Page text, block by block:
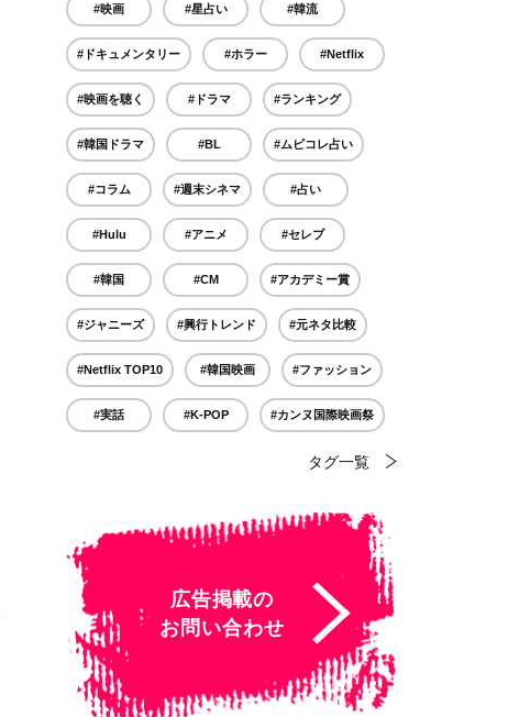
#映画 #星占い #韓流
#ドキュメンタリー #ホラー #Netflix
#映画を聴く #ドラマ #ランキング
#韓国ドラマ #BL #ムビコレ占い
#コラム #週末シネマ #占い
#Hulu #アニメ #セレブ
#韓国 #CM #アカデミー賞
#ジャニーズ #興行トレンド #元ネタ比較
#Netflix TOP10 #韓国映画 #ファッション
#実話 #K-POP #カンヌ国際映画祭
タグ一覧
広告掲載の
お問い合わせ